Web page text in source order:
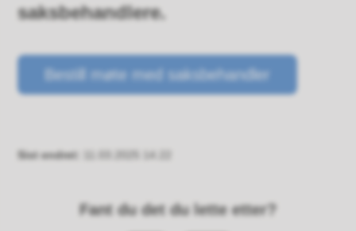
saksbehandlere.
Bestill møte med saksbehandler
Sist endret
Fant du det du lette etter?